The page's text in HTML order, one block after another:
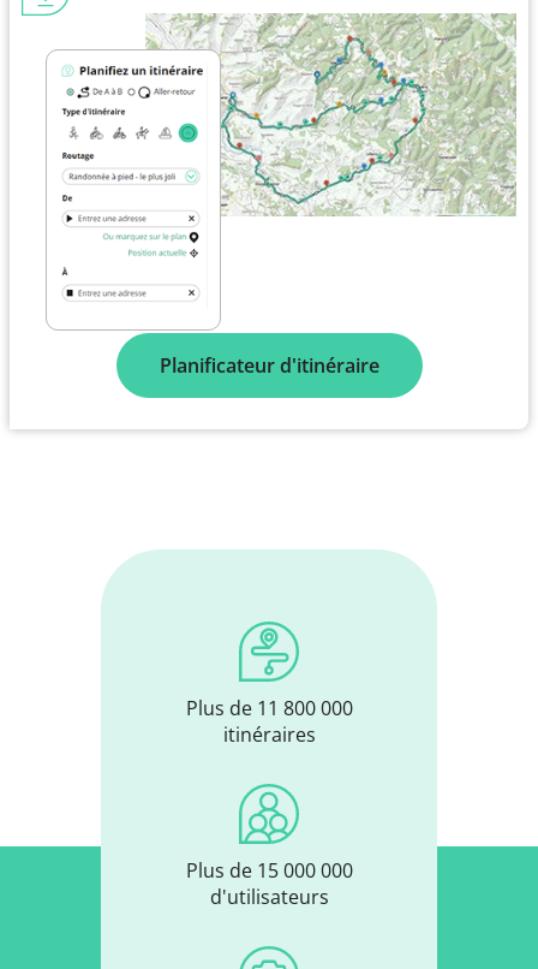
Planificateur d'itinéraire
Plus de 11 800 000
itinéraires
Plus de 15 000 000
d'utilisateurs